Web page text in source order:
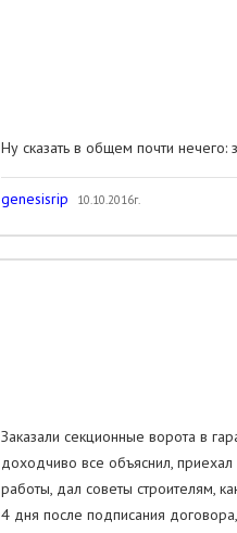
Ну сказать в общем почти нечего:
genesisrip 10.10.2016г.
Заказали секционные ворота в
доходчиво все объяснил,
работы, дал советы строителям,
4 дня после подписания